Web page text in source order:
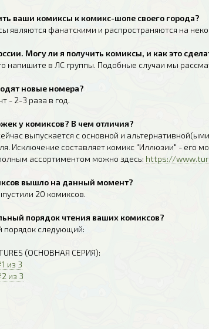
ваши комиксы к комикс-шопе своего города?
являются фанатскими и распространяются на
Могу ли я получить комиксы, и как это
напишите в ЛС группы. Подобные случаи мы
новые номера?
- 2-3 раза в год.
у комиксов? В чем отличия?
выпускается с основной и
Исключение составляет комикс "Иллюзии" - его
ассортиментом можно здесь: https://
вышло на данный момент?
20 комиксов.
порядок чтения ваших комиксов?
порядок следующий:
(ОСНОВНАЯ СЕРИЯ):
из 3
из 3